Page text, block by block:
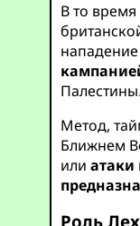
В то
Палестины.
Метод,
Ближнем
илиатаки
Роль